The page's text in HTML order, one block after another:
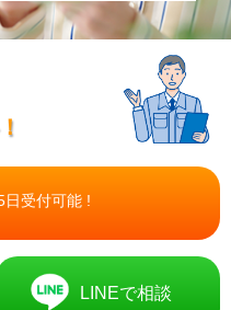
日受付可能 !
LINEで相談